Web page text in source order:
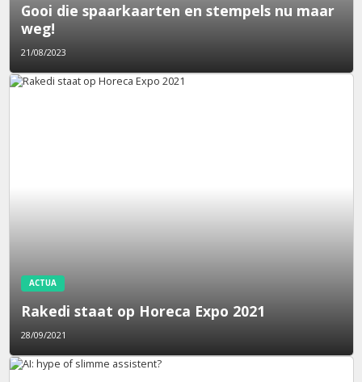
Gooi die spaarkaarten en stempels nu maar
weg!
21/08/2023
ACTUA
Rakedi staat op Horeca Expo 2021
28/09/2021